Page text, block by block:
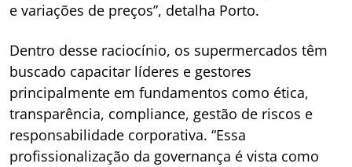
e variações de preços”, detalha Porto.
Dentro desse raciocínio, os supermercados têm
buscado capacitar líderes e gestores
principalmente em fundamentos como ética,
transparência, compliance, gestão de riscos e
responsabilidade corporativa. “Essa
profissionalização da governança é vista como